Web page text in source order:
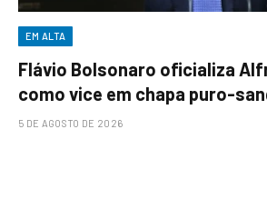
EM ALTA
Flávio Bolsonaro oficializa
como vice em chapa puro-
5 DE AGOSTO DE 2026